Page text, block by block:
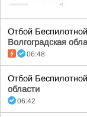
Отбой
Волгоградская
06:48
Отбой
области
06:42